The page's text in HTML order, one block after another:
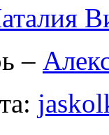
–